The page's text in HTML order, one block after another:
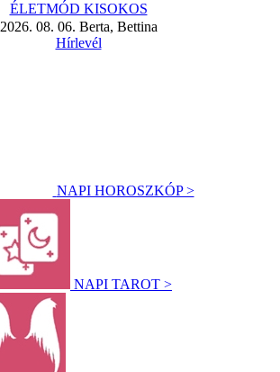
ÉLETMÓD KISOKOS
2026. 08. 06. Berta, Bettina
Hírlevél
NAPI HOROSZKÓP >
NAPI TAROT >